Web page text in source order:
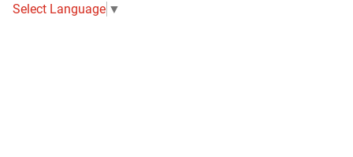
Select Language ▼